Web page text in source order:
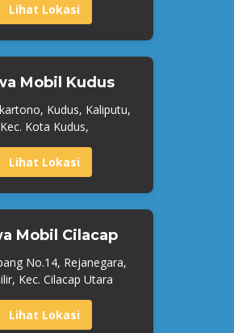
Lihat Lokasi
Mobil Kudus
Kudus, Kaliputu,
Kec. Kota Kudus,
Lihat Lokasi
Mobil Cilacap
No.14, Rejanegara,
Kec. Cilacap Utara
Lihat Lokasi